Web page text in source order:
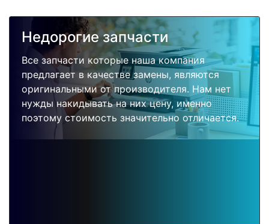
Недорогие запчасти
Все запчасти которые наша компания
предлагает в качестве замены, являются
оригинальными от производителя. Нам нет
нужды накидывать на них цену, именно
поэтому стоимость значительно отличается.